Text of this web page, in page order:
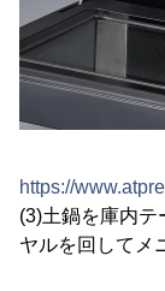
https://
(3)土鍋を庫内テ
ヤルを回してメ